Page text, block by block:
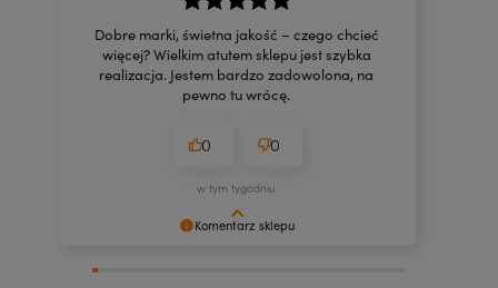
Komentarz sklepu
Dobre marki, świetna jakość – czego chcieć
więcej? Wielkim atutem sklepu jest szybka
realizacja. Jestem bardzo zadowolona, na
pewno tu wrócę.
0 0
w tym tygodniu